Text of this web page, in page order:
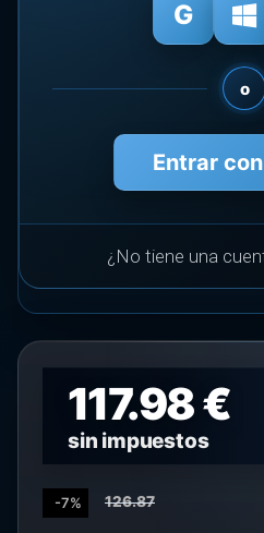
o
Entrar
¿No tiene una
117.98 €
sin impuestos
-7% 126.87